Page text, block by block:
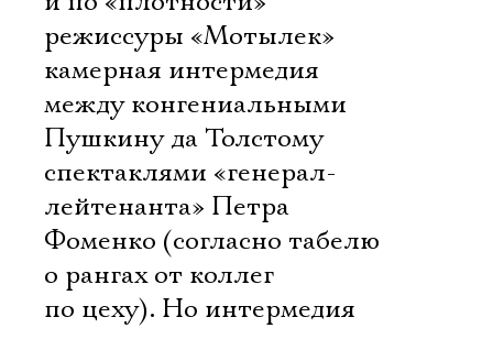
режиссуры «Мотылек» 
камерная интермедия
между конгениальными
Пушкину да Толстому
спектаклями «генерал-
лейтенанта» Петра
Фоменко (согласно табелю
о рангах от коллег
по цеху). Но интермедия